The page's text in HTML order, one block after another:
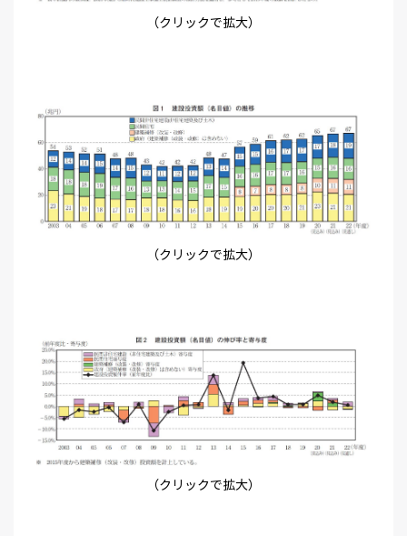
（クリックで拡大）
（クリックで拡大）
（クリックで拡大）